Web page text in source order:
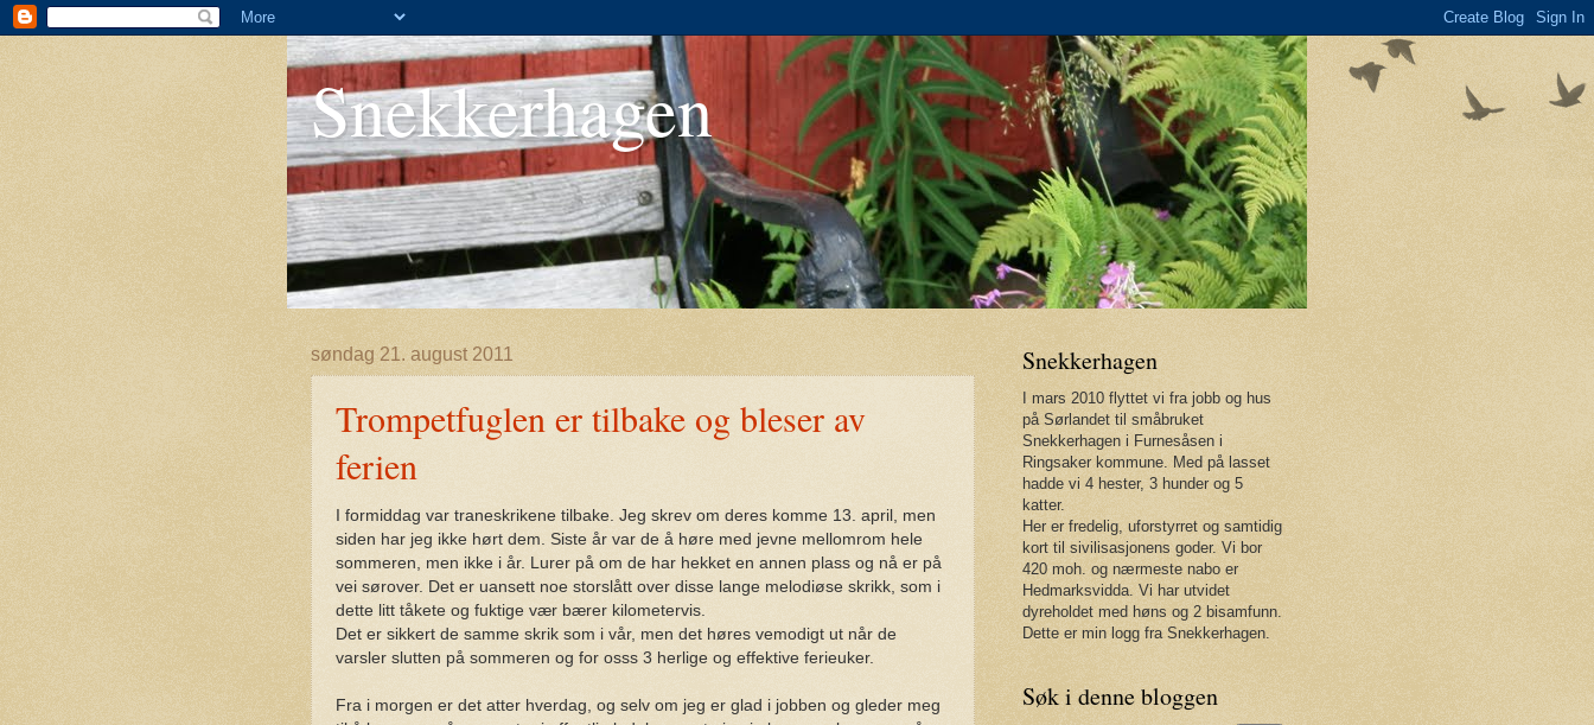
Snekkerhagen
søndag 21. august 2011
Trompetfuglen er tilbake og bleser av
ferien
I formiddag var traneskrikene tilbake. Jeg skrev om deres komme 13. april, men
siden har jeg ikke hørt dem. Siste år var de å høre med jevne mellomrom hele
sommeren, men ikke i år. Lurer på om de har hekket en annen plass og nå er på
vei sørover. Det er uansett noe storslått over disse lange melodiøse skrikk, som i
dette litt tåkete og fuktige vær bærer kilometervis.
Det er sikkert de samme skrik som i vår, men det høres vemodigt ut når de
varsler slutten på sommeren og for osss 3 herlige og effektive ferieuker.
Fra i morgen er det atter hverdag, og selv om jeg er glad i jobben og gleder meg
Snekkerhagen
I mars 2010 flyttet vi fra jobb og hus
på Sørlandet til småbruket
Snekkerhagen i Furnesåsen i
Ringsaker kommune. Med på lasset
hadde vi 4 hester, 3 hunder og 5
katter.
Her er fredelig, uforstyrret og samtidig
kort til sivilisasjonens goder. Vi bor
420 moh. og nærmeste nabo er
Hedmarksvidda. Vi har utvidet
dyreholdet med høns og 2 bisamfunn.
Dette er min logg fra Snekkerhagen.
Søk i denne bloggen